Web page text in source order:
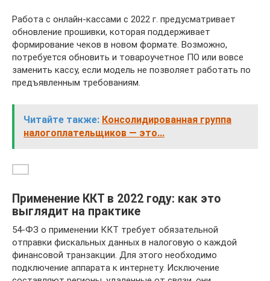
Работа с онлайн-кассами с 2022 г. предусматривает
обновление прошивки, которая поддерживает
формирование чеков в новом формате. Возможно,
потребуется обновить и товароучетное ПО или вовсе
заменить кассу, если модель не позволяет работать по
предъявленным требованиям.
Читайте также: Консолидированная группа
налогоплательщиков — это...
Применение ККТ в 2022 году: как это
выглядит на практике
54-ФЗ о применении ККТ требует обязательной
отправки фискальных данных в налоговую о каждой
финансовой транзакции. Для этого необходимо
подключение аппарата к интернету. Исключение